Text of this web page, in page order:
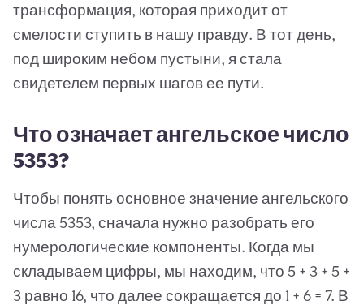
трансформация, которая приходит от
смелости ступить в нашу правду. В тот день,
под широким небом пустыни, я стала
свидетелем первых шагов ее пути.
Что означает ангельское число
5353?
Чтобы понять основное значение ангельского
числа 5353, сначала нужно разобрать его
нумерологические компоненты. Когда мы
складываем цифры, мы находим, что 5 + 3 + 5 +
3 равно 16, что далее сокращается до 1 + 6 = 7. В